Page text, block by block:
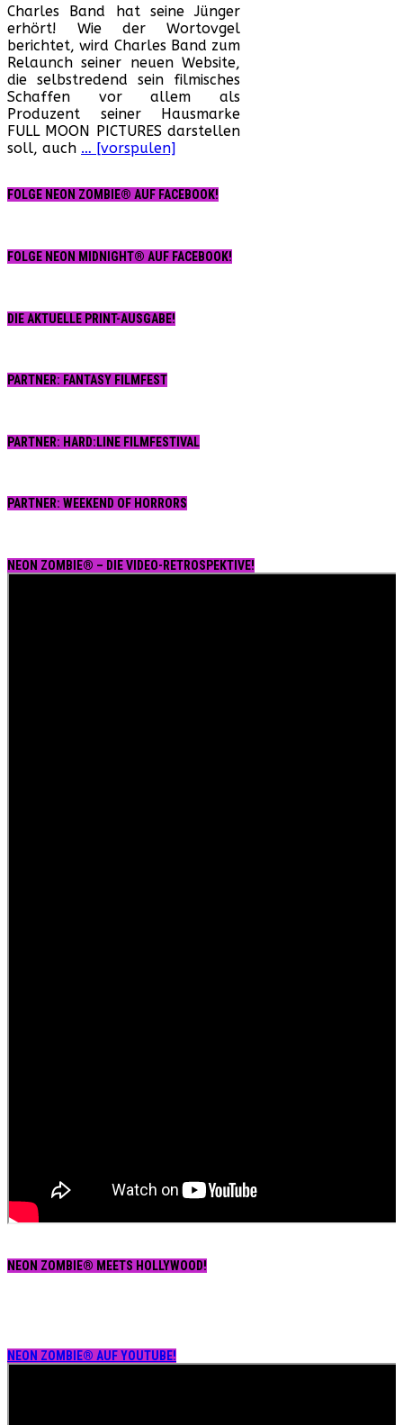
BAND
durchstöbert
sein
Archiv…
Charles Band hat seine Jünger
erhört! Wie der Wortovgel
berichtet, wird Charles Band zum
Relaunch seiner neuen Website,
die selbstredend sein filmisches
Schaffen vor allem als
Produzent seiner Hausmarke
FULL MOON PICTURES darstellen
soll, auch … [vorspulen]
FOLGE NEON ZOMBIE® AUF FACEBOOK!
FOLGE NEON MIDNIGHT® AUF FACEBOOK!
DIE AKTUELLE PRINT-AUSGABE!
PARTNER: FANTASY FILMFEST
PARTNER: HARD:LINE FILMFESTIVAL
PARTNER: WEEKEND OF HORRORS
NEON ZOMBIE® – DIE VIDEO-RETROSPEKTIVE!
NEON ZOMBIE® MEETS HOLLYWOOD!
NEON ZOMBIE® AUF YOUTUBE!